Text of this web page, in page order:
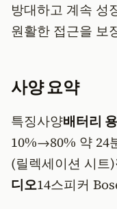
방대하고 계속 성
원활한 접근을 보
사양 요약
특징사양배터리
10%→80% 약 24
(릴렉세이션 시트)
디오14스피커